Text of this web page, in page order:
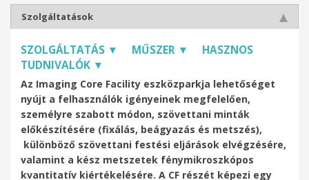
Szolgáltatások
SZOLGÁLTATÁS ▼ MŰSZER ▼
HASZNOS
TUDNIVALÓK ▼
Az Imaging Core Facility eszközparkja lehetőséget
nyújt a felhasználók igényeinek megfelelően,
személyre szabott módon, szövettani minták
előkészítésére (fixálás, beágyazás és metszés),
különböző szövettani festési eljárások elvégzésére,
valamint a kész metszetek fénymikroszkópos
kvantitatív kiértékelésére. A CF részét képezi egy